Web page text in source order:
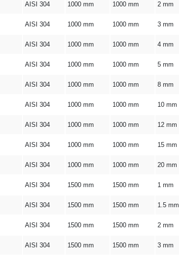
AISI 304 1000 mm 1000 mm 2 mm
AISI 304 1000 mm 1000 mm 3 mm
AISI 304 1000 mm 1000 mm 4 mm
AISI 304 1000 mm 1000 mm 5 mm
AISI 304 1000 mm 1000 mm 8 mm
AISI 304 1000 mm 1000 mm 10 mm
AISI 304 1000 mm 1000 mm 12 mm
AISI 304 1000 mm 1000 mm 15 mm
AISI 304 1000 mm 1000 mm 20 mm
AISI 304 1500 mm 1500 mm 1 mm
AISI 304 1500 mm 1500 mm 1.5 mm
AISI 304 1500 mm 1500 mm 2 mm
AISI 304 1500 mm 1500 mm 3 mm